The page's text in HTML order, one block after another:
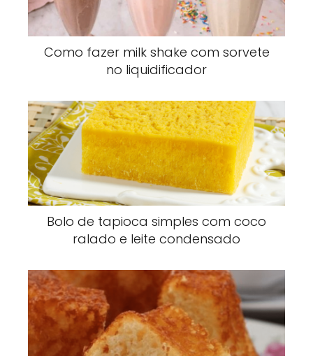
Como fazer milk shake com sorvete
no liquidificador
Bolo de tapioca simples com coco
ralado e leite condensado